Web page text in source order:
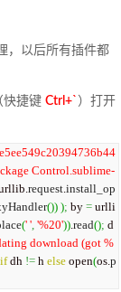
，以后所有插件都
快捷键 Ctrl+` ）打开
Control.sublime-
request.install_op
()) ); by = urlli
(' ', '%20')).read(); d
download (got %
if dh != h else open(os.p